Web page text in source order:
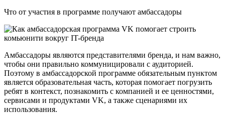
Что от участия в программе получают амбассадоры
Амбассадоры являются представителями бренда, и нам важно,
чтобы они правильно коммуницировали с аудиторией.
Поэтому в амбассадорской программе обязательным пунктом
является образовательная часть, которая помогает погрузить
ребят в контекст, познакомить с компанией и ее ценностями,
сервисами и продуктами VK, а также сценариями их
использования.